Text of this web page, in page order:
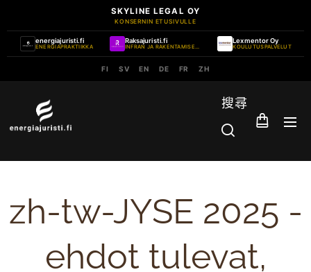
SKYLINE LEGAL OY
KONSERNIN ETUSIVULLE
energiajuristi.fi
ENERGIAPRAKTIIKKA
Raksajuristi.fi
INFRAN JA RAKENTAMISEN PRAKTIIKKA
Lexmentor Oy
KOULUTUSPALVELUT
FI SV EN DE FR ZH
搜尋
zh-tw-JYSE 2025 -
ehdot tulevat,